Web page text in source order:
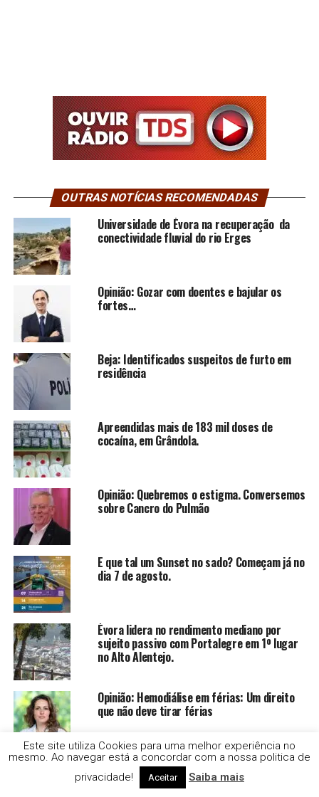
OUTRAS NOTÍCIAS RECOMENDADAS
Universidade de Évora na recuperação da
conectividade fluvial do rio Erges
Opinião: Gozar com doentes e bajular os
fortes…
Beja: Identificados suspeitos de furto em
residência
Apreendidas mais de 183 mil doses de
cocaína, em Grândola.
Opinião: Quebremos o estigma. Conversemos
sobre Cancro do Pulmão
E que tal um Sunset no sado? Começam já no
dia 7 de agosto.
Évora lidera no rendimento mediano por
sujeito passivo com Portalegre em 1º lugar
no Alto Alentejo.
Opinião: Hemodiálise em férias: Um direito
que não deve tirar férias
Opinião: Hepatites: prevenir, diagnosticar e
tratar
Este site utiliza Cookies para uma melhor experiência no
mesmo. Ao navegar está a concordar com a nossa politica de
privacidade!
Aceitar Saiba mais